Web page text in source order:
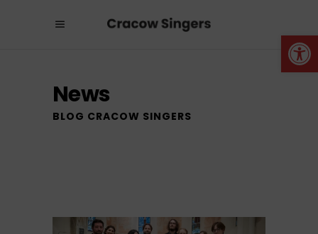
News
BLOG CRACOW SINGERS